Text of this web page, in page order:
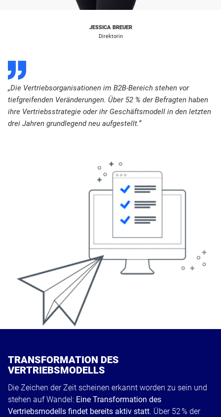
JESSICA BREUER
Direktorin
D
„Die Vertriebsorganisationen im B2B-Bereich stehen vor
tiefgreifenden Veränderungen. Über 52 % der Befragten haben
ihre Vertriebsstrategie oder ihr Geschäftsmodell in den letzten
drei Jahren grundlegend neu aufgestellt.“
TRANSFORMATION DES
VERTRIEBSMODELLS
Die Zeichen der Zeit scheinen erkannt worden zu sein und
stehen auf Wandel: Eine Transformation des
Vertriebsmodells findet bereits aktiv statt. Über 52 % der